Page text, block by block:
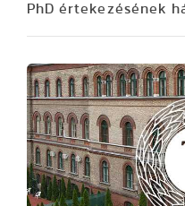
PhD értekezésének